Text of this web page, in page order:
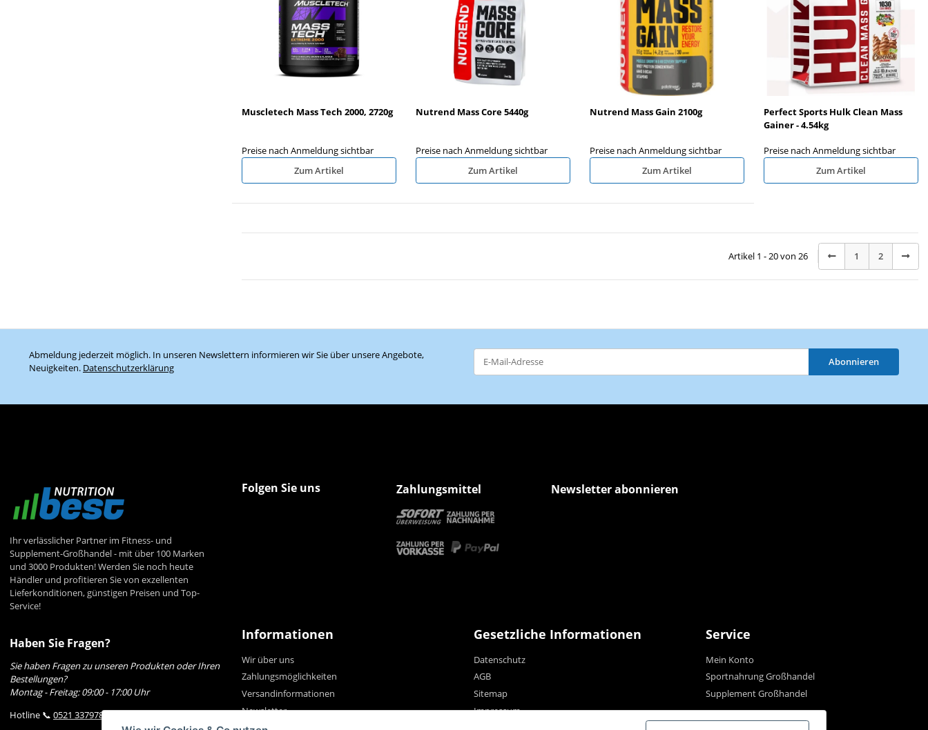
Muscletech Mass Tech 2000, 2720g
Preise nach Anmeldung sichtbar
Zum Artikel
Nutrend Mass Core 5440g
Preise nach Anmeldung sichtbar
Zum Artikel
Nutrend Mass Gain 2100g
Preise nach Anmeldung sichtbar
Zum Artikel
Perfect Sports Hulk Clean Mass
Gainer - 4.54kg
Preise nach Anmeldung sichtbar
Zum Artikel
Artikel 1 - 20 von 26 1 2
Abmeldung jederzeit möglich. In unseren Newslettern informieren wir Sie über unsere Angebote,
Neuigkeiten. Datenschutzerklärung
Abonnieren
Ihr verlässlicher Partner im Fitness- und
Supplement-Großhandel - mit über 100 Marken
und 3000 Produkten! Werden Sie noch heute
Händler und profitieren Sie von exzellenten
Lieferkonditionen, günstigen Preisen und Top-
Service!
Folgen Sie uns Zahlungsmittel Newsletter abonnieren
Haben Sie Fragen?
Sie haben Fragen zu unseren Produkten oder Ihren
Bestellungen?
Montag - Freitag: 09:00 - 17:00 Uhr
Hotline 📞 0521 33797807
Informationen
Wir über uns
Zahlungsmöglichkeiten
Versandinformationen
Newsletter
Gesetzliche Informationen
Datenschutz
AGB
Sitemap
Impressum
Service
Mein Konto
Sportnahrung Großhandel
Supplement Großhandel